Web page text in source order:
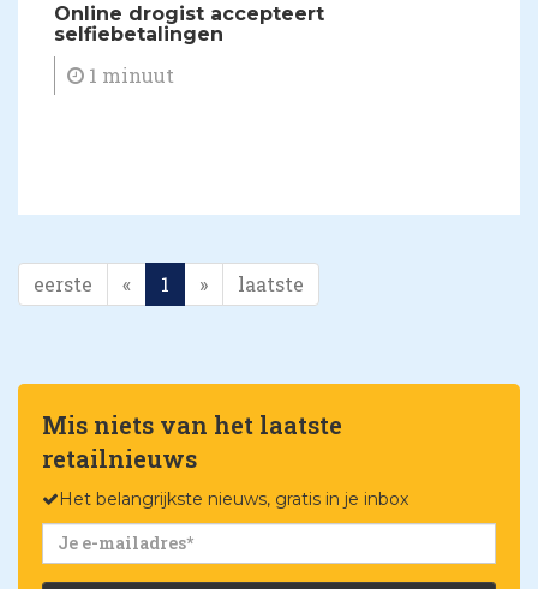
​Online drogist accepteert
selfiebetalingen
1 minuut
eerste « 1 » laatste
Mis niets van het laatste
retailnieuws
Het belangrijkste nieuws, gratis in je inbox